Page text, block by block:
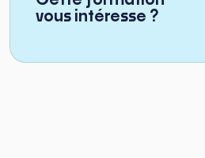
vous intéresse ?